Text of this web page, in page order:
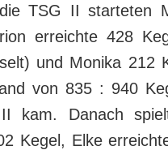
TSG II starteten
erreichte 428
und Monika 212
von 835 : 940
kam. Danach
Kegel, Elke